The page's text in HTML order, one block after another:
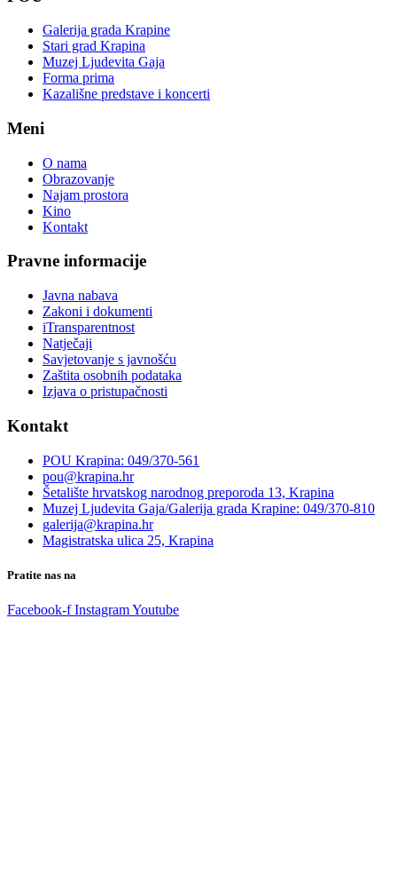
Galerija grada Krapine
Stari grad Krapina
Muzej Ljudevita Gaja
Forma prima
Kazališne predstave i koncerti
Meni
O nama
Obrazovanje
Najam prostora
Kino
Kontakt
Pravne informacije
Javna nabava
Zakoni i dokumenti
iTransparentnost
Natječaji
Savjetovanje s javnošću
Zaštita osobnih podataka
Izjava o pristupačnosti
Kontakt
POU Krapina: 049/370-561
pou@krapina.hr
Šetalište hrvatskog narodnog preporoda 13, Krapina
Muzej Ljudevita Gaja/Galerija grada Krapine: 049/370-810
galerija@krapina.hr
Magistratska ulica 25, Krapina
Pratite nas na
Facebook-f InstagramYoutube